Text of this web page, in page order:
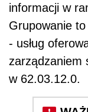
informacji w
Grupowanie
- usług
zarządzaniem
w 62.03.12.0.